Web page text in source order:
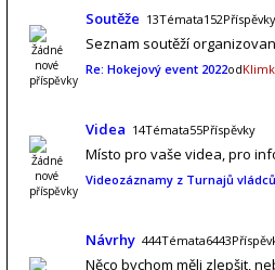
Soutěže 13Témata152Příspěvky
Seznam soutěží
Re: Hokejový event 2022od
Videa 14Témata55Příspěvky
Místo pro vaše videa, pro
Videozáznamy z Turnajů vládců
Návrhy
Něco bychom měli zlepšit,